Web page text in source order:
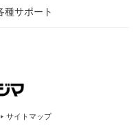
種サポート
サイトマップ